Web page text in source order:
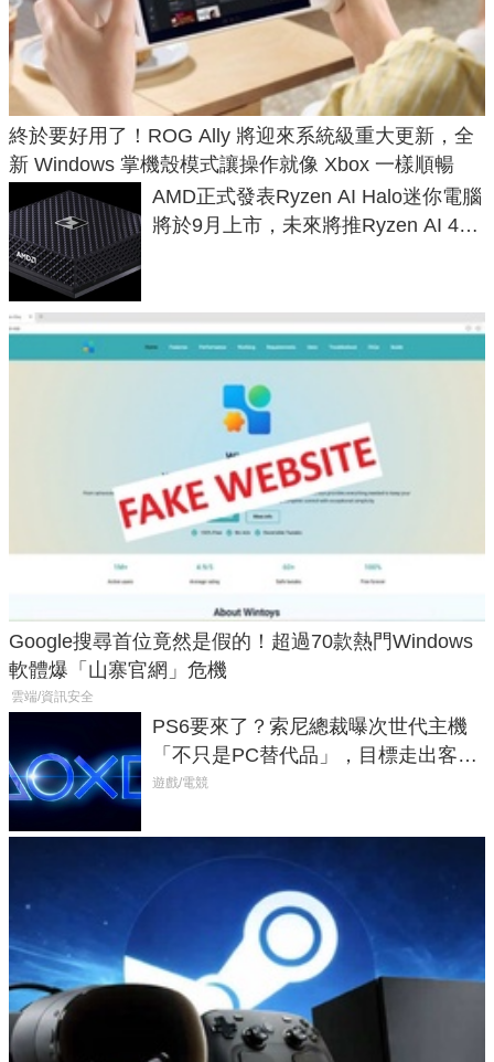
終於要好用了！ROG Ally 將迎來系統級重大更新，全
新 Windows 掌機殼模式讓操作就像 Xbox 一樣順暢
AMD正式發表Ryzen AI Halo迷你電腦
將於9月上市，未來將推Ryzen AI 400
Google搜尋首位竟然是假的！超過70款熱門Windows
軟體爆「山寨官網」危機
雲端/資訊安全
PS6要來了？索尼總裁曝次世代主機
「不只是PC替代品」，目標走出客
廳、進軍電競桌面
遊戲/電競